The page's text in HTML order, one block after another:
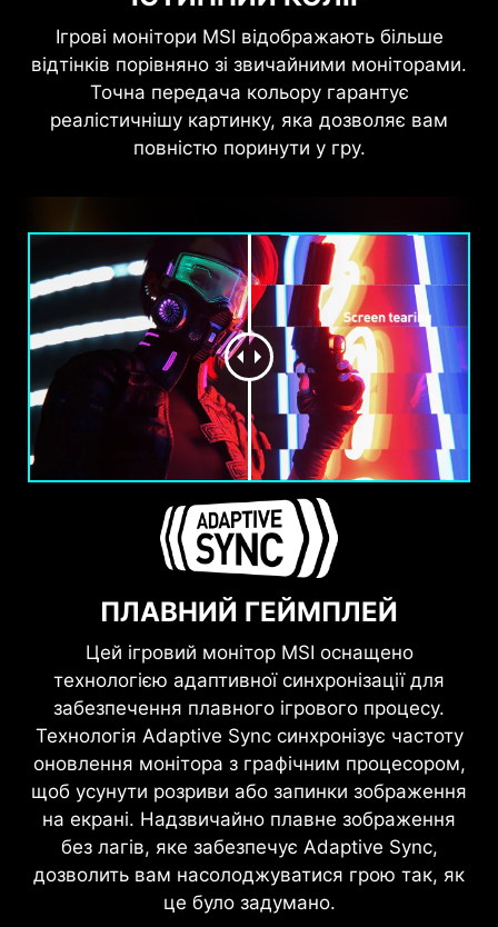
Ігрові монітори MSI відображають більше
відтінків порівняно зі звичайними моніторами.
Точна передача кольору гарантує
реалістичнішу картинку, яка дозволяє вам
Цей ігровий монітор MSI оснащено
технологією адаптивної синхронізації для
забезпечення плавного ігрового процесу.
Технологія Adaptive Sync синхронізує частоту
оновлення монітора з графічним процесором,
щоб усунути розриви або запинки зображення
на екрані. Надзвичайно плавне зображення
без лагів, яке забезпечує Adaptive Sync,
дозволить вам насолоджуватися грою так, як